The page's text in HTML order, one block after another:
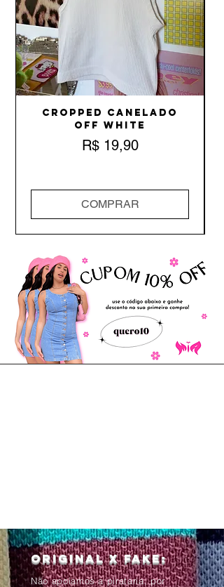
Cropped Canelado
Off White
Preço
R$ 19,90
COMPRAR
Original x Fake:
Não apoiamos a pirataria, por